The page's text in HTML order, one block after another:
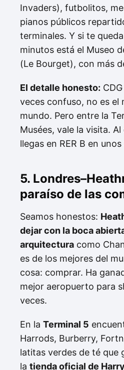
Invaders), futbolitos,
pianos públicos
terminales. Y si te
minutos está el Museo
(Le Bourget), con más
El detalle honesto:
veces confuso, no es el
mundo. Pero entre la
Musées, vale la visita.
llegas en RER B en
5.
paraíso de las
Seamos honestos:
dejar con la boca
arquitectura como
es de los mejores del
cosa: comprar. Ha
mejor aeropuerto para
veces.
En la Terminal 5
Harrods, Burberry,
latitas verdes de té que
la tienda oficial de